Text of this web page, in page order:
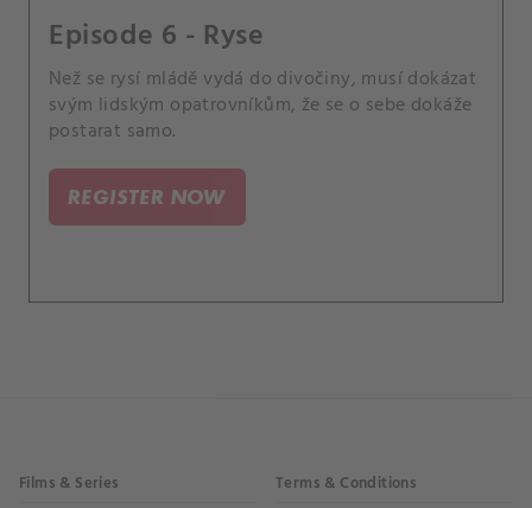
Episode 6 - Ryse
Než se rysí mládě vydá do divočiny, musí dokázat
svým lidským opatrovníkům, že se o sebe dokáže
postarat samo.
REGISTER NOW
Films & Series Terms & Conditions